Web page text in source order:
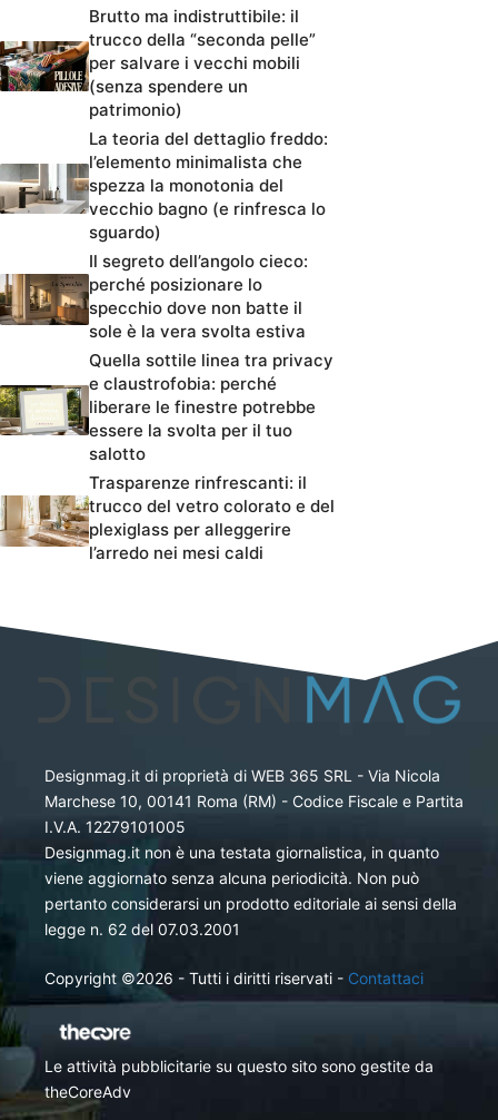
Brutto ma indistruttibile: il
trucco della “seconda pelle”
per salvare i vecchi mobili
(senza spendere un
patrimonio)
La teoria del dettaglio freddo:
l’elemento minimalista che
spezza la monotonia del
vecchio bagno (e rinfresca lo
sguardo)
Il segreto dell’angolo cieco:
perché posizionare lo
specchio dove non batte il
sole è la vera svolta estiva
Quella sottile linea tra privacy
e claustrofobia: perché
liberare le finestre potrebbe
essere la svolta per il tuo
salotto
Trasparenze rinfrescanti: il
trucco del vetro colorato e del
plexiglass per alleggerire
l’arredo nei mesi caldi
Designmag.it di proprietà di WEB 365 SRL - Via Nicola
Marchese 10, 00141 Roma (RM) - Codice Fiscale e Partita
I.V.A. 12279101005
Designmag.it non è una testata giornalistica, in quanto
viene aggiornato senza alcuna periodicità. Non può
pertanto considerarsi un prodotto editoriale ai sensi della
legge n. 62 del 07.03.2001
Copyright ©2026 - Tutti i diritti riservati - Contattaci
Le attività pubblicitarie su questo sito sono gestite da
theCoreAdv